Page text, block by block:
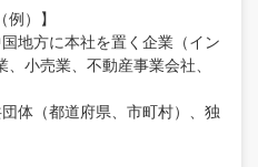
例）】
地方に本社を置く企業（イン
小売業、不動産事業会社、
体（都道府県、市町村）、独